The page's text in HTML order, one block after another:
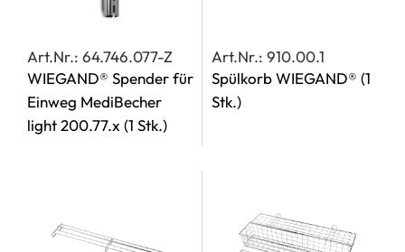
Art.Nr.: 64.746.077-Z
WIEGAND® Spender für
Einweg MediBecher
light 200.77.x (1 Stk.)
Art.Nr.: 910.00.1
Spülkorb WIEGAND® (1
Stk.)